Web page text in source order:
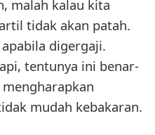
malah kalau kita
tidak akan patah.
digergaji.
tentunya ini benar-
mudah kebakaran.